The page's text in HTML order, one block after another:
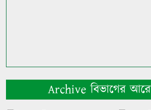
Archive বিভাগের